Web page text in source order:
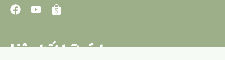
Liên kết hữu ích